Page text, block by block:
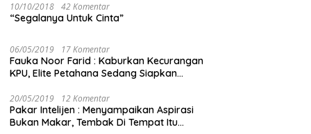
10/10/2018 42 Komentar
“Segalanya Untuk Cinta”
06/05/2019 17 Komentar
Fauka Noor Farid : Kaburkan Kecurangan
KPU, Elite Petahana Sedang Siapkan
20/05/2019 12 Komentar
Pakar Intelijen : Menyampaikan Aspirasi
Bukan Makar, Tembak Di Tempat Itu